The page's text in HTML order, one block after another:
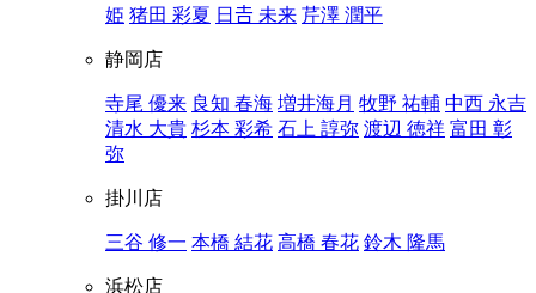
姫 猪田 彩夏 日𠮷 未来 芹澤 潤平
静岡店
寺尾 優来 良知 春海 増井海月 牧野 祐輔 中西 永吉
清水 大貴 杉本 彩希 石上 諄弥 渡辺 徳祥 富田 彰
弥
掛川店
三谷 修一 本橋 結花 高橋 春花 鈴木 隆馬
浜松店